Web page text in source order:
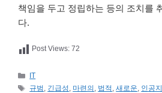
책임을 두고 정립하는 등의 조치를
다.
Post Views: 72
카
테
IT
태
규범 , 긴급성, 마련의 , 법적 ,새로운, 인공